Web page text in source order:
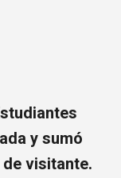
y sumó
visitante.